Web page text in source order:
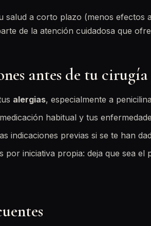
salud a corto plazo (menos efectos
de la atención cuidadosa que
antes de tu cirugía
alergias, especialmente a
habitual y tus
indicaciones previas si se te han
por iniciativa propia: deja que sea el